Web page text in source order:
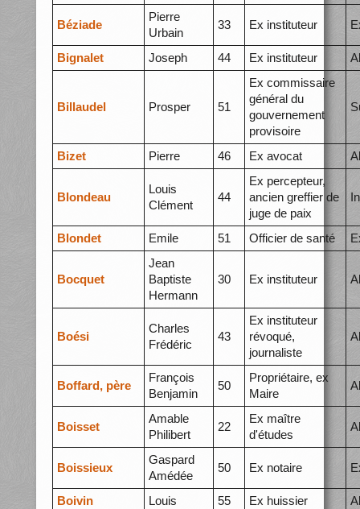
Béziade
Pierre
Urbain
33 Ex instituteur
Bignalet Joseph 44 Ex instituteur
Billaudel Prosper 51
Ex commissaire
général du
gouvernement
provisoire
Bizet Pierre 46 Ex avocat
Blondeau
Louis
Clément
44
Ex percepteur,
ancien greffier de
juge de paix
Blondet Emile 51 Officier de santé
Bocquet
Jean
Baptiste
Hermann
30 Ex instituteur
Boési
Charles
Frédéric
43
Ex instituteur
révoqué,
journaliste
Boffard, père
François
Benjamin
50
Propriétaire, ex
Maire
Boisset
Amable
Philibert
22
Ex maître
d'études
Boissieux
Gaspard
Amédée
50 Ex notaire
Boivin Louis 55 Ex huissier